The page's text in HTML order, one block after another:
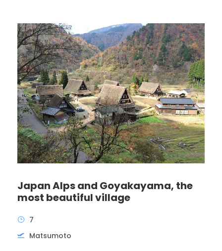
Japan Alps and Goyakayama, the
most beautiful village
7
Matsumoto